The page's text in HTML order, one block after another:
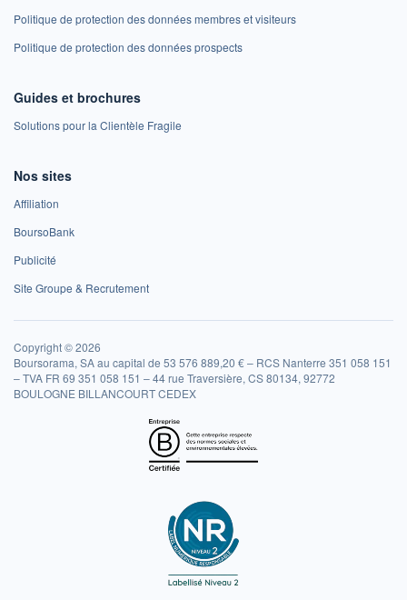
Politique de protection des données membres et visiteurs
Politique de protection des données prospects
Guides et brochures
Solutions pour la Clientèle Fragile
Nos sites
Affiliation
BoursoBank
Publicité
Site Groupe & Recrutement
Copyright © 2026
Boursorama, SA au capital de 53 576 889,20 € – RCS Nanterre 351 058 151
– TVA FR 69 351 058 151 – 44 rue Traversière, CS 80134, 92772
BOULOGNE BILLANCOURT CEDEX